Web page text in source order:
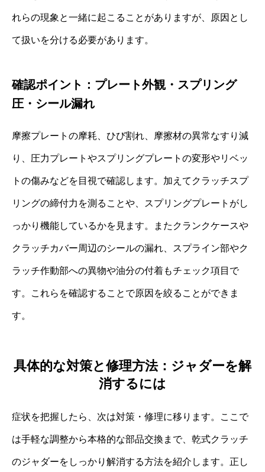
れらの現象と一緒に起こることがありますが、原因とし
て扱いを分ける必要があります。
確認ポイント：プレート外観・スプリング
圧・シール漏れ
摩擦プレートの摩耗、ひび割れ、摩擦材の異常なすり減
り、圧力プレートやスプリングプレートの変形やリベッ
トの傷みなどを目視で確認します。加えてクラッチスプ
リングの締付力を測ることや、スプリングプレートがし
っかり機能しているかを見ます。またクランクケースや
クラッチカバー周辺のシールの漏れ、スプライン部やク
ラッチ作動部への異物や油分の付着もチェック項目で
す。これらを確認することで原因を絞ることができま
す。
具体的な対策と修理方法：ジャダーを解
消するには
症状を把握したら、次は対策・修理に移ります。ここで
は手軽な調整から本格的な部品交換まで、乾式クラッチ
のジャダーをしっかり解消する方法を紹介します。正し